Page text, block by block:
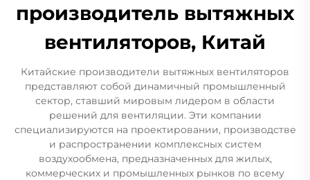
производитель вытяжных
вентиляторов, Китай
Китайские производители вытяжных вентиляторов
представляют собой динамичный промышленный
сектор, ставший мировым лидером в области
решений для вентиляции. Эти компании
специализируются на проектировании, производстве
и распространении комплексных систем
воздухообмена, предназначенных для жилых,
коммерческих и промышленных рынков по всему